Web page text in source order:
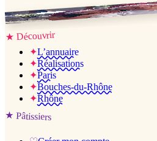
Jessica & Jérémy ♡
★ Découvrir
✦L’annuaire
✦Réalisations
✦Paris
✦Bouches-du-Rhône
✦Rhône
★ Pâtissiers